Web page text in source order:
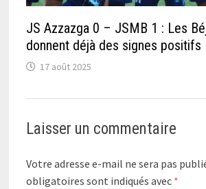
JS Azzazga 0 – JSMB 1 : Les
donnent déjà des signes positifs
17 août 2025
Laisser un commentaire
Votre adresse e-mail ne sera pas
obligatoires sont indiqués avec *